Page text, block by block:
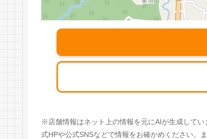
※店舗情報はネット上の情報を元にAIが生成して
式HPや公式SNSなどで情報をお確かめください。